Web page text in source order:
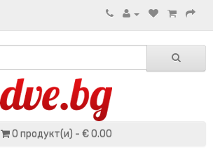
0 продукт(и) - € 0.00